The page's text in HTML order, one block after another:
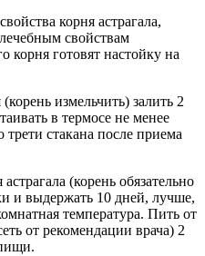
корня астрагала,
свойствам
корня готовят настойку на
измельчить) залить 2
в термосе не менее
стакана после приема
(корень обязательно
и выдержать 10 дней, лучше,
температура. Пить от
от рекомендации врача) 2